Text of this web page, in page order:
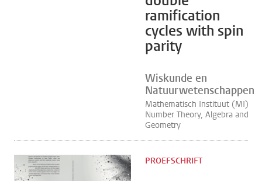
ramification
cycles with spin
parity
Wiskunde en
Natuurwetenschappen
Mathematisch Instituut (MI)
Number Theory, Algebra and
Geometry
PROEFSCHRIFT